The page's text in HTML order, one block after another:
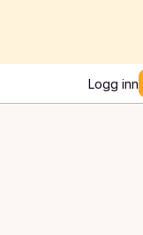
Logg inn